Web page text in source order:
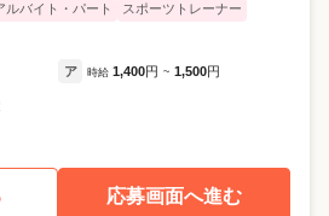
ルバイト・パート
スポーツトレーナー
ア 時給 1,400円 ~ 1,500円
応募画面へ進む